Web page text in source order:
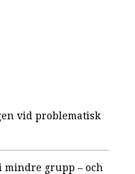
vid problematisk
mindre grupp – och